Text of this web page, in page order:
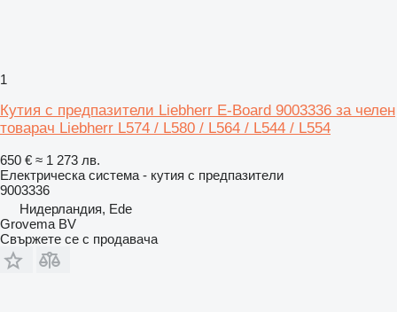
1
Кутия с предпазители Liebherr E-Board 9003336 за челен
товарач Liebherr L574 / L580 / L564 / L544 / L554
650 € ≈ 1 273 лв.
Електрическа система - кутия с предпазители
9003336
Нидерландия, Ede
Grovema BV
Свържете се с продавача